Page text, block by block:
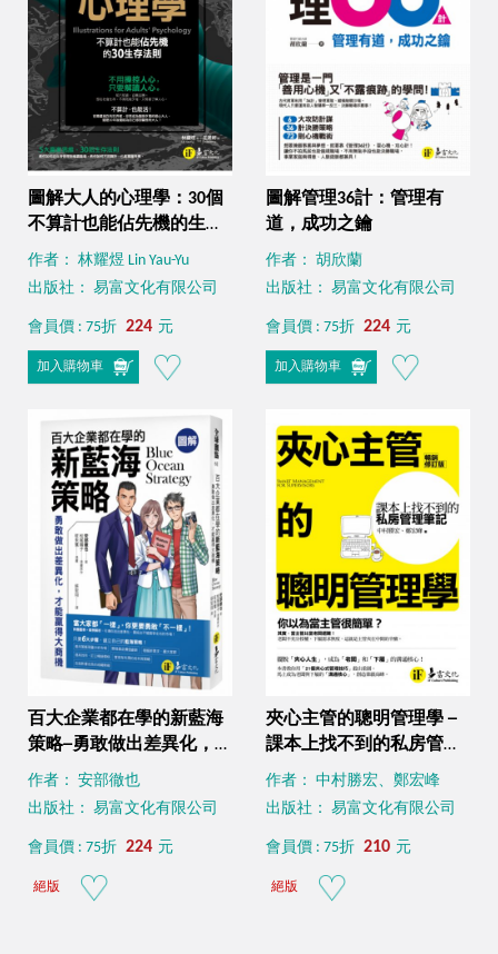
圖解大人的心理學：30個
不算計也能佔先機的生存
法則
作者： 林耀煜 Lin Yau-Yu
出版社： 易富文化有限公司
會員價 : 75折 224 元
加入購物車
圖解管理36計：管理有
道，成功之鑰
作者： 胡欣蘭
出版社： 易富文化有限公司
會員價 : 75折 224 元
加入購物車
百大企業都在學的新藍海
策略─勇敢做出差異化，才
能贏得大商機Blue Ocean
Strategy
作者： 安部徹也
出版社： 易富文化有限公司
會員價 : 75折 224 元
絕版
夾心主管的聰明管理學 ─
課本上找不到的私房管理
筆記 （暢銷修訂版）
作者： 中村勝宏、鄭宏峰
出版社： 易富文化有限公司
會員價 : 75折 210 元
絕版